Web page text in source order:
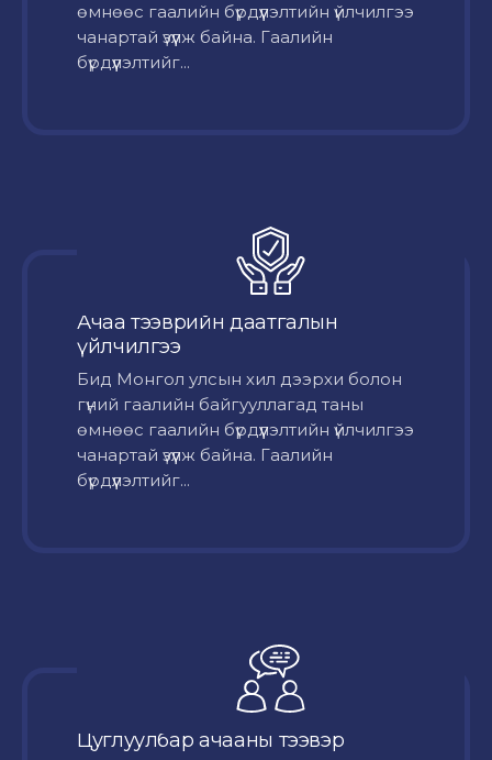
өмнөөс гаалийн бүрдүүлэлтийн үйлчилгээ
чанартай үзүүлж байна. Гаалийн
бүрдүүлэлтийг...
Ачаа тээврийн даатгалын
үйлчилгээ
Бид Монгол улсын хил дээрхи болон
гүний гаалийн байгууллагад таны
өмнөөс гаалийн бүрдүүлэлтийн үйлчилгээ
чанартай үзүүлж байна. Гаалийн
бүрдүүлэлтийг...
Цуглуулбар ачааны тээвэр